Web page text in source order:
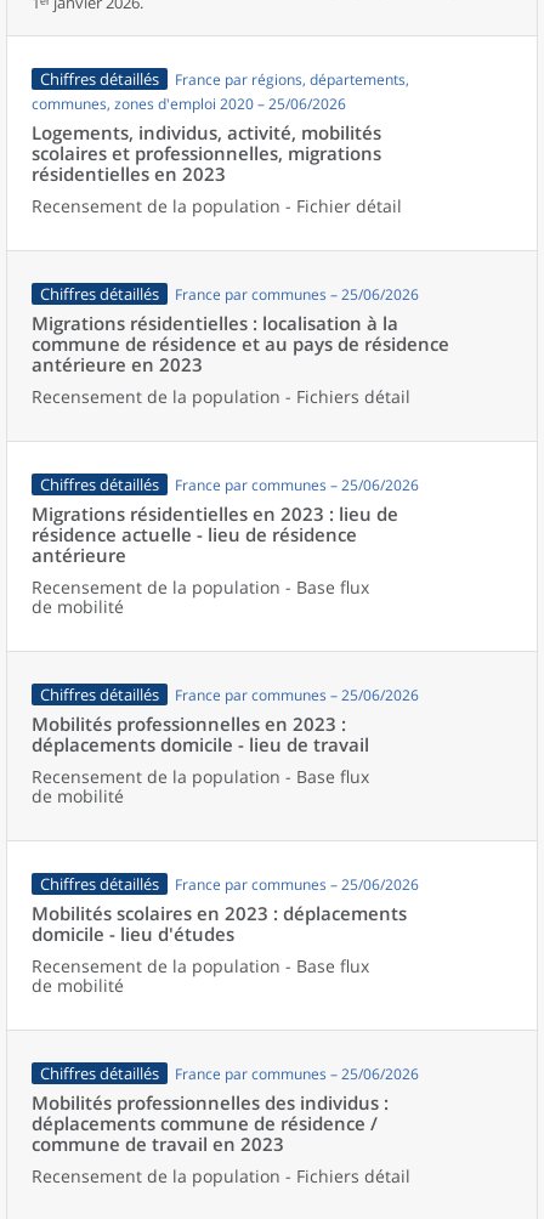
Chiffres détaillés
France par régions, départements,
communes, zones d'emploi 2020 – 25/06/2026
Logements, individus, activité, mobilités
scolaires et professionnelles, migrations
résidentielles en 2023
Recensement de la population - Fichier détail
Chiffres détaillés France par communes – 25/06/2026
Migrations résidentielles : localisation à la
commune de résidence et au pays de résidence
antérieure en 2023
Recensement de la population - Fichiers détail
Chiffres détaillés France par communes – 25/06/2026
Migrations résidentielles en 2023 : lieu de
résidence actuelle - lieu de résidence
antérieure
Recensement de la population - Base flux
de mobilité
Chiffres détaillés France par communes – 25/06/2026
Mobilités professionnelles en 2023 :
déplacements domicile - lieu de travail
Recensement de la population - Base flux
de mobilité
Chiffres détaillés France par communes – 25/06/2026
Mobilités scolaires en 2023 : déplacements
domicile - lieu d'études
Recensement de la population - Base flux
de mobilité
Chiffres détaillés France par communes – 25/06/2026
Mobilités professionnelles des individus :
déplacements commune de résidence /
commune de travail en 2023
Recensement de la population - Fichiers détail